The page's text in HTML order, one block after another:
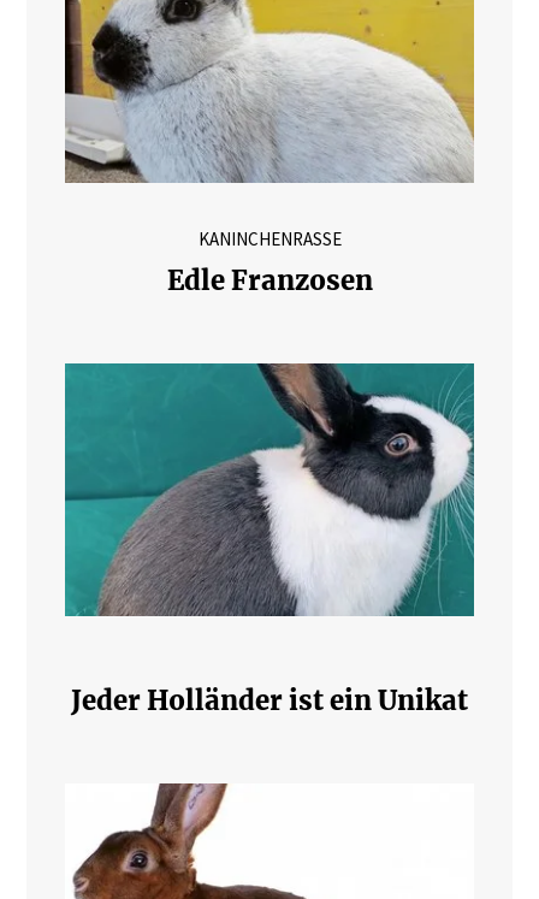
KANINCHENRASSE
Edle Franzosen
Jeder Holländer ist ein Unikat